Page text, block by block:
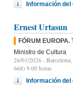
Información del
Ernest Urtasun
FÓRUM EUROPA.
Ministro de Cultura
26/01/2026 - Barcelona,
668) 9.00 horas
Información del